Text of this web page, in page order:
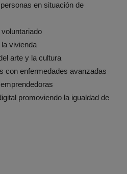
en situación de
vivienda
arte y la cultura
con enfermedades avanzadas
promoviendo la igualdad de